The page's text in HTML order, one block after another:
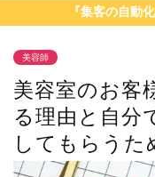
『集客の自動
美容師
美容室のお客
る理由と自分
してもらうた